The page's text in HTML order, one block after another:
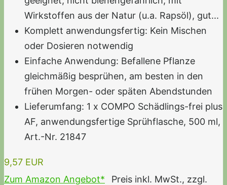
Wirkstoffen aus der Natur (u.a. Rapsöl), gut...
Komplett anwendungsfertig: Kein Mischen
oder Dosieren notwendig
Einfache Anwendung: Befallene Pflanze
gleichmäßig besprühen, am besten in den
frühen Morgen- oder späten Abendstunden
Lieferumfang: 1 x COMPO Schädlings-frei plus
AF, anwendungsfertige Sprühflasche, 500 ml,
Art.-Nr. 21847
9,57 EUR
Zum Amazon Angebot*
Preis inkl. MwSt., zzgl.